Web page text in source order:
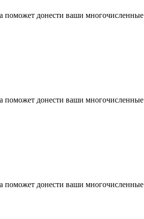
поможет донести ваши
поможет донести ваши
поможет донести ваши